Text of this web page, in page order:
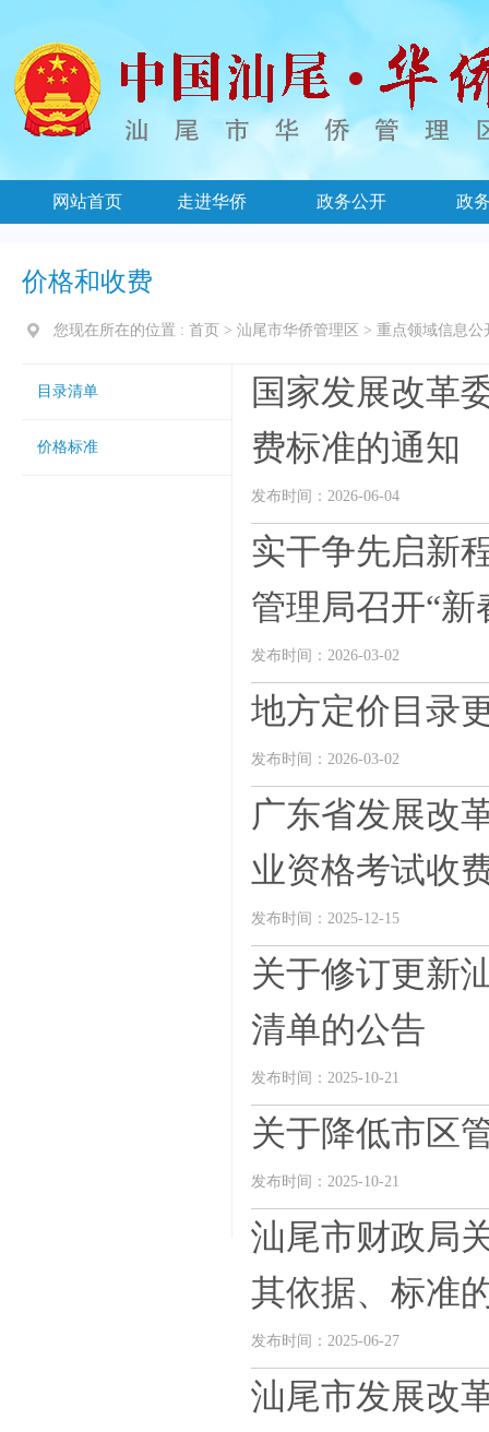
网站首页 走进华侨 政务公开 政
价格和收费
您现在所在的位置 : 首页 > 汕尾市华侨管理区 > 重点领域信息公
目录清单
价格标准
国家发展改革
费标准的通知
发布时间：2026-06-04
实干争先启新
管理局召开“新
发布时间：2026-03-02
地方定价目录
发布时间：2026-03-02
广东省发展改
业资格考试收
发布时间：2025-12-15
关于修订更新
清单的公告
发布时间：2025-10-21
关于降低市区
发布时间：2025-10-21
汕尾市财政局
其依据、标准
发布时间：2025-06-27
汕尾市发展改